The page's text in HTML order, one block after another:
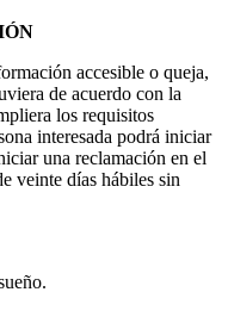
accesible o queja,
de acuerdo con la
los requisitos
interesada podrá iniciar
una reclamación en el
veinte días hábiles sin